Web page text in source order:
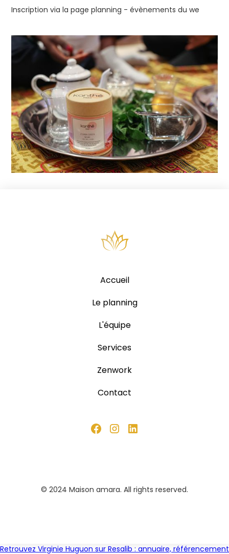
Inscription via la page planning - évènements du we
Accueil
Le planning
L'équipe
Services
Zenwork
Contact
© 2024 Maison amara. All rights reserved.
Retrouvez Virginie Huguon sur Resalib : annuaire, référencement